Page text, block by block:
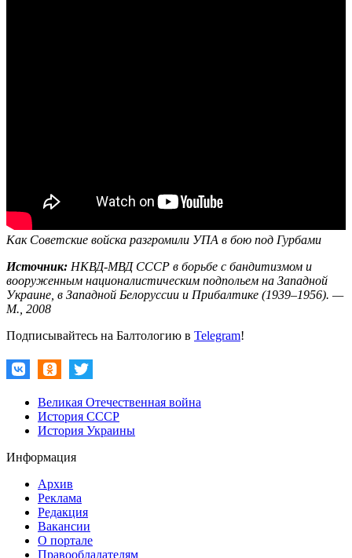
Как Советские войска разгромили УПА в бою под Гурбами
Источник: НКВД-МВД СССР в борьбе с бандитизмом и
вооруженным националистическим подпольем на Западной
Украине, в Западной Белоруссии и Прибалтике (1939–1956). —
М., 2008
Подписывайтесь на Балтологию в Telegram!
Великая Отечественная война
История СССР
История Украины
Информация
Архив
Реклама
Редакция
Вакансии
О портале
Правообладателям